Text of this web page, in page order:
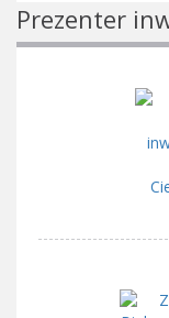
Prezenter